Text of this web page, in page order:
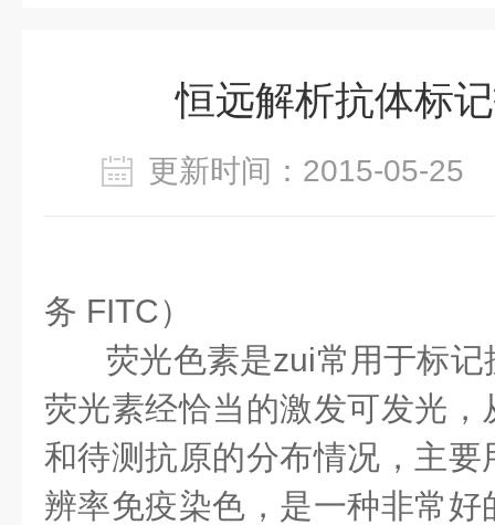
恒远解析抗体标
更新时间：2015-05-
务 FITC）
荧光色素是zui常用于标
荧光素经恰当的激发可发光
和待测抗原的分布情况，主
辨率免疫染色，是一种非常